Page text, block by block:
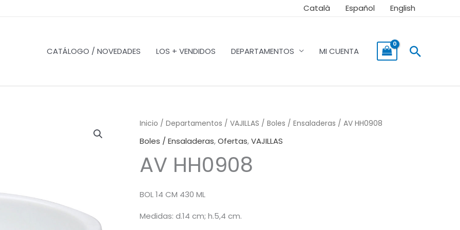
Català Español English
CATÁLOGO / NOVEDADES LOS + VENDIDOS DEPARTAMENTOS MI CUENTA Buscar
Inicio / Departamentos / VAJILLAS / Boles / Ensaladeras / AV HH0908
Boles / Ensaladeras,Ofertas,VAJILLAS
AV HH0908
BOL 14 CM 430 ML
Medidas: d.14 cm; h.5,4 cm.